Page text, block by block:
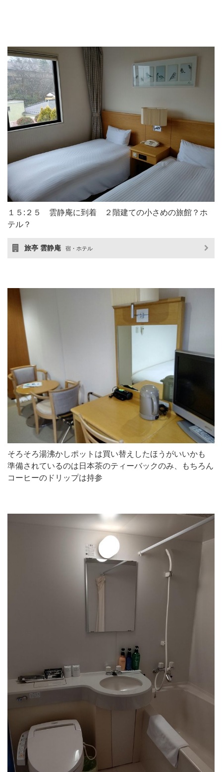
１５:２５ 雲静庵に到着 ２階建ての小さめの旅館？ホ
テル？
旅亭 雲静庵 宿・ホテル
そろそろ湯沸かしポットは買い替えしたほうがいいかも
準備されているのは日本茶のティーバックのみ、もちろん
コーヒーのドリップは持参